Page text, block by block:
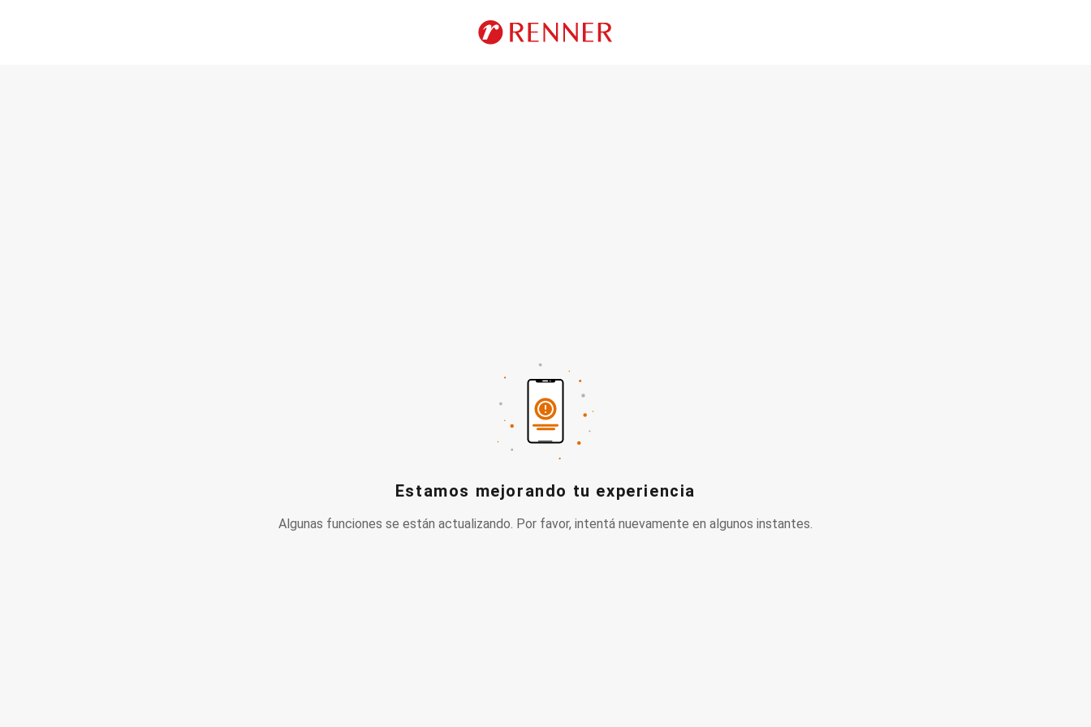
Estamos mejorando tu experiencia
Algunas funciones se están actualizando. Por favor, intentá nuevamente en algunos instantes.